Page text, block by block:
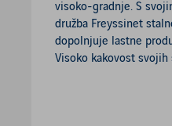
visoko-gradnje. S
družba Freyssinet
dopolnjuje lastne
Visoko kakovost
Freyssinet dopolnjuje
Freyssinet Products